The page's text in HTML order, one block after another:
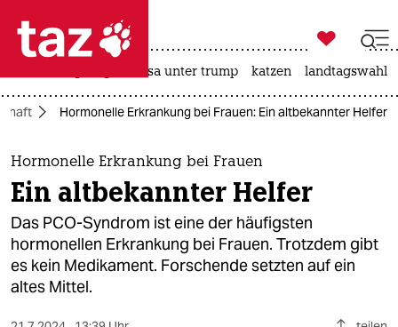
 taz zahl ich
taz zahl ich
themen
politik
öko
gesellschaft
kultur

taz zahl ich
usa unter trump katzen landtagswahl
Hormonelle Erkrankung bei Frauen: Ein altbekannter Helfer
Hormonelle Erkrankung bei Frauen
Ein altbekannter Helfer
Das PCO-Syndrom ist eine der häufigsten
hormonellen Erkrankung bei Frauen. Trotzdem gibt
es kein Medikament. Forschende setzten auf ein
altes Mittel.